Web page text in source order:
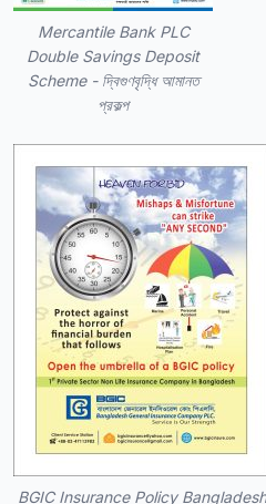
Mercantile Bank PLC
Double Savings Deposit
Scheme - দ্বিগুণবৃদ্ধি আমানত
প্রকল্প
BGIC Insurance Policy Bangladesh